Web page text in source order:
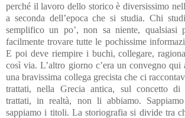
perché il lavoro dello storico è diversissimo
a seconda dell’epoca che si studia. Chi
semplifico un po’, non sa niente, qualsiasi
facilmente trovare tutte le pochissime
E poi deve riempire i buchi, collegare,
così via. L’altro giorno c’era un convegno
una bravissima collega grecista che ci
trattati, nella Grecia antica, sul concetto di
trattati, in realtà, non li abbiamo.
sappiamo i titoli. La storiografia si divide tra